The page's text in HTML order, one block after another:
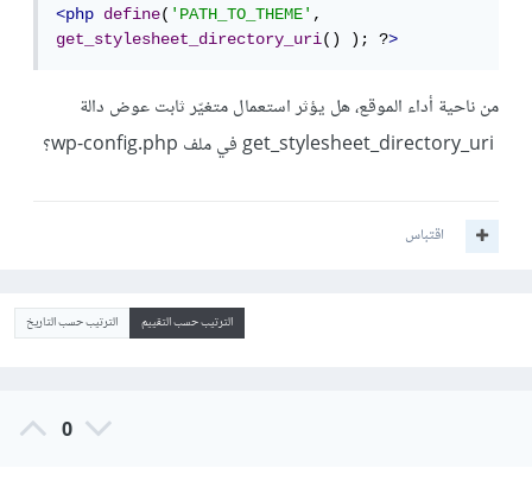
<php define('PATH_TO_THEME'
get_stylesheet_directory_uri() ); ?>
من ناحية أداء الموقع، هل يؤثر استعمال متغيّر ثابت عوض دالة
؟
اقتباس
الترتيب حسب التقييم الترتيب حسب التاريخ
0